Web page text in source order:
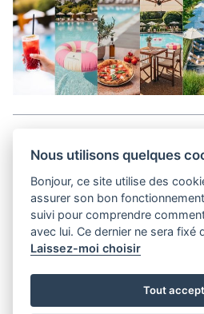
Pl. de la Palud 23
Tel : +41
Nous utilisons quelques
Bonjour, ce site utilise des
assurer son bon
suivi pour comprendre
avec lui. Ce dernier ne sera fixé
Laissez-moi choisir
Tout